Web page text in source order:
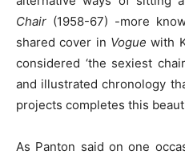
Chair (1958-67) -more
shared cover in Vogue with
considered ‘the sexiest
and illustrated chronology
projects completes this
As Panton said on one